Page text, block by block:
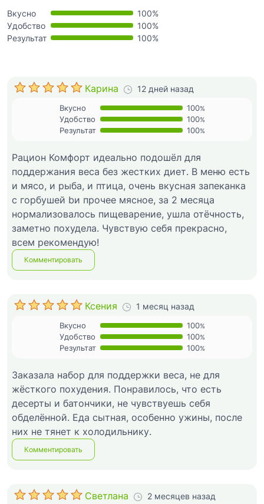
Вкусно
100%
Удобство
100%
Результат
100%
Карина 12 дней назад
Вкусно 100%
Удобство 100%
Результат 100%
Рацион Комфорт идеально подошёл для
поддержания веса без жестких диет. В меню есть
и мясо, и рыба, и птица, очень вкусная запеканка
с горбушей bи прочее мясное, за 2 месяца
нормализовалось пищеварение, ушла отёчность,
заметно похудела. Чувствую себя прекрасно,
всем рекомендую!
Комментировать
Ксения 1 месяц назад
Вкусно 100%
Удобство 100%
Результат 100%
Заказала набор для поддержки веса, не для
жёсткого похудения. Понравилось, что есть
десерты и батончики, не чувствуешь себя
обделённой. Еда сытная, особенно ужины, после
них не тянет к холодильнику.
Комментировать
Светлана 2 месяцев назад